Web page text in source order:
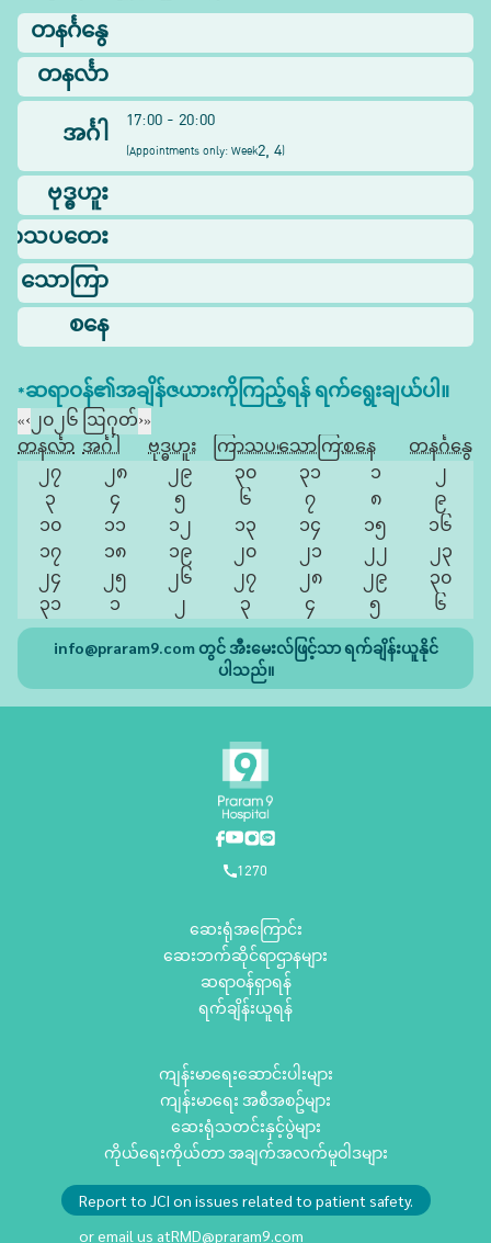
တနင်္ဂနွေ
တနင်္လာ
အင်္ဂါ
17:00 - 20:00
(Appointments only: Week2, 4)
ဗုဒ္ဓဟူး
ာသပတေး
သောကြာ
စနေ
*ဆရာဝန်၏အချိန်ဇယားကိုကြည့်ရန် ရက်ရွေးချယ်ပါ။
«‹ ၂၀၂၆ ဩဂုတ်›»
တနင်္လာ အင်္ဂါ ဗုဒ္ဓဟူး ကြာသပတေးသောကြာစနေ
တနင်္ဂနွေ
၂၇
၂၈ ၂၉ ၃၀ ၃၁ ၁
၂
၃
၄ ၅ ၆ ၇ ၈
၉
၁၀
၁၁ ၁၂ ၁၃ ၁၄ ၁၅
၁၆
၁၇
၁၈ ၁၉ ၂၀ ၂၁ ၂၂
၂၃
၂၄
၂၅ ၂၆ ၂၇ ၂၈ ၂၉
၃၀
၃၁
၁ ၂ ၃ ၄ ၅ ၆
info@praram9.comတွင် အီးမေးလ်ဖြင့်သာ ရက်ချိန်းယူနိုင်
ပါသည်။
1270
ဆေးရုံအကြောင်း
ဆေးဘက်ဆိုင်ရာဌာနများ
ဆရာဝန်ရှာရန်
ရက်ချိန်းယူရန်
ကျန်းမာရေးဆောင်းပါးများ
ကျန်းမာရေး အစီအစဥ်များ
ဆေးရုံသတင်းနှင့်ပွဲများ
ကိုယ်ရေးကိုယ်တာ အချက်အလက်မူဝါဒများ
Report to JCI on issues related to patient safety.
or email us atRMD@praram9.com